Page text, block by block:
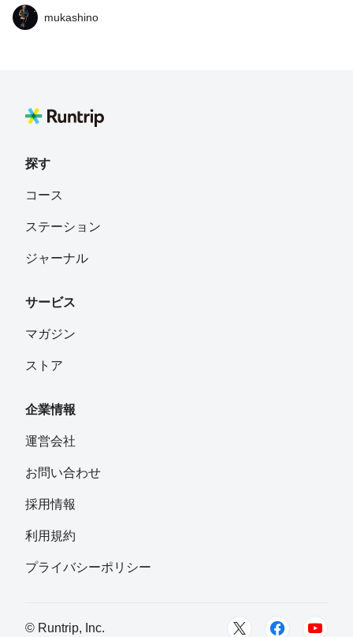
ノ湯を起点にぐるりと20㎞コースも可能です。潮風と銭
湯、最後にビールを楽しめます。
mukashino
探す
コース
ステーション
ジャーナル
サービス
マガジン
ストア
企業情報
運営会社
お問い合わせ
採用情報
利用規約
プライバシーポリシー
© Runtrip, Inc.